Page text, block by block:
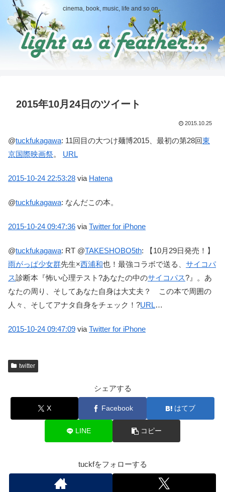
cinema, book, music, life and so on...
2015年10月24日のツイート
2015.10.25
@tuckfukagawa: 11回目の大つけ麺博2015、最初の第28回東
京国際映画祭。 URL
2015-10-24 22:53:28 via Hatena
@tuckfukagawa: なんだこの本。
2015-10-24 09:47:36 via Twitter for iPhone
@tuckfukagawa: RT @TAKESHOBO5th: 【10月29日発売！】
雨がっぱ少女群先生×西浦和也！最強コラボで送る、 サイコパ
ス診断本『怖い心理テスト?あなたの中のサイコパス?』。あ
なたの周り、そしてあなた自身は大丈夫？ この本で周囲の
人々、そしてアナタ自身をチェック！?URL…
2015-10-24 09:47:09 via Twitter for iPhone
twitter
シェアする
X Facebook はてブ
LINE コピー
tuckfをフォローする